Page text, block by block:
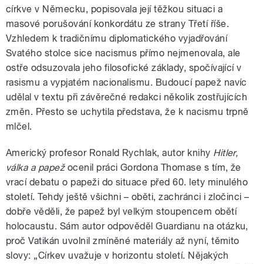
církve v Německu, popisovala její těžkou situaci a
masové porušování konkordátu ze strany Třetí říše.
Vzhledem k tradičnímu diplomatického vyjadřování
Svatého stolce sice nacismus přímo nejmenovala, ale
ostře odsuzovala jeho filosofické základy, spočívající v
rasismu a vypjatém nacionalismu. Budoucí papež navíc
udělal v textu při závěrečné redakci několik zostřujících
změn. Přesto se uchytila představa, že k nacismu trpně
mlčel.
Americký profesor Ronald Rychlak, autor knihy Hitler,
válka a papežocenil práci Gordona Thomase s tím, že
vrací debatu o papeži do situace před 60. lety minulého
století. Tehdy ještě všichni – oběti, zachránci i zločinci –
dobře věděli, že papež byl velkým stoupencem obětí
holocaustu. Sám autor odpověděl Guardianu na otázku,
proč Vatikán uvolnil zmíněné materiály až nyní, těmito
slovy: „Církev uvažuje v horizontu století. Nějakých